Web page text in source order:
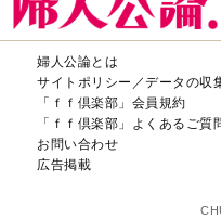
婦人公論とは
サイトポリシー／データの収
「ｆｆ倶楽部」会員規約
「ｆｆ倶楽部」よくあるご質
お問い合わせ
広告掲載